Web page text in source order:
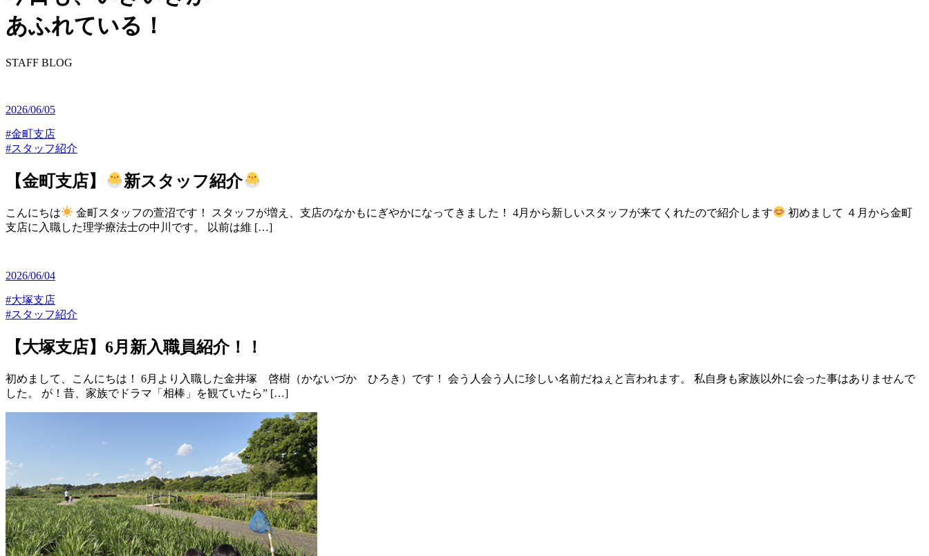
あふれている！
STAFF BLOG
2026/06/05
#金町支店
#スタッフ紹介
【金町支店】 新スタッフ紹介
こんにちは 金町スタッフの萱沼です！ スタッフが増え、支店のなかもにぎやかになってきました！ 4月から新しいスタッフが来てくれたので紹介します
初めまして ４月から金町
支店に入職した理学療法士の中川です。 以前は維 […]
2026/06/04
#大塚支店
#スタッフ紹介
【大塚支店】6月新入職員紹介！！
初めまして、こんにちは！ 6月より入職した金井塚 啓樹（かないづか ひろき）です！ 会う人会う人に珍しい名前だねぇと言われます。 私自身も家族以外に会った事はありませんで
した。 が！昔、家族でドラマ「相棒」を観ていたら” […]